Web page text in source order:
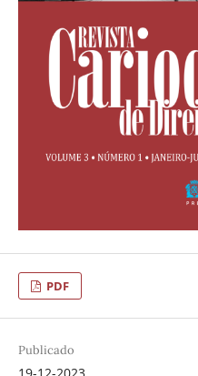
PDF
Publicado